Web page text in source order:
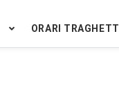
ORARI TRAGHETTI